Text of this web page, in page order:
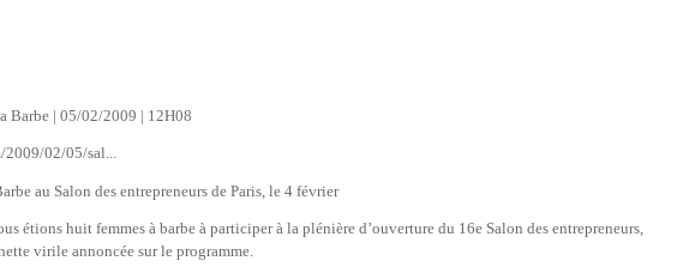
Barbe | 05/02/2009 | 12H08
2009/02/05/sal...
au Salon des entrepreneurs de Paris, le 4 février
étions huit femmes à barbe à participer à la plénière d’ouverture du 16e Salon des entrepreneurs,
virile annoncée sur le programme.